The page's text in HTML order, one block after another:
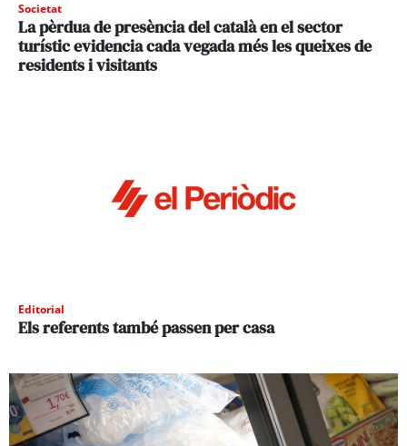
Societat
La pèrdua de presència del català en el sector
turístic evidencia cada vegada més les queixes de
residents i visitants
Editorial
Els referents també passen per casa